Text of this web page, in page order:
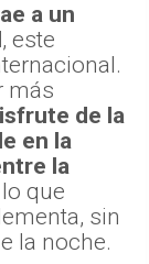
a un
, este
más
de la
en la
la
lo que
sin
la noche.